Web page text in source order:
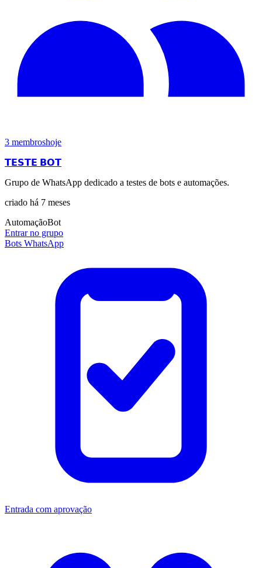
3 membroshoje
𝗧𝗘𝗦𝗧𝗘 𝗕𝗢𝗧
Grupo de WhatsApp dedicado a testes de bots e automações.
criado há 7 meses
AutomaçãoBot
Entrar no grupo
Bots WhatsApp
Entrada com aprovação